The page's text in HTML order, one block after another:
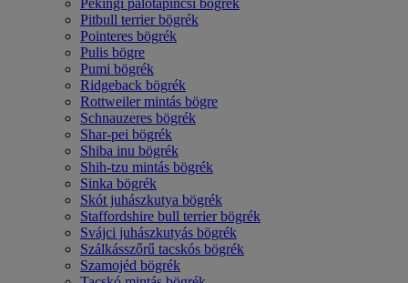
Pekingi palotapincsi bögrék
Pitbull terrier bögrék
Pointeres bögrék
Pulis bögre
Pumi bögrék
Ridgeback bögrék
Rottweiler mintás bögre
Schnauzeres bögrék
Shar-pei bögrék
Shiba inu bögrék
Shih-tzu mintás bögrék
Sinka bögrék
Skót juhászkutya bögrék
Staffordshire bull terrier bögrék
Svájci juhászkutyás bögrék
Szálkásszőrű tacskós bögrék
Szamojéd bögrék